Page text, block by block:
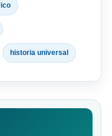
historia universal